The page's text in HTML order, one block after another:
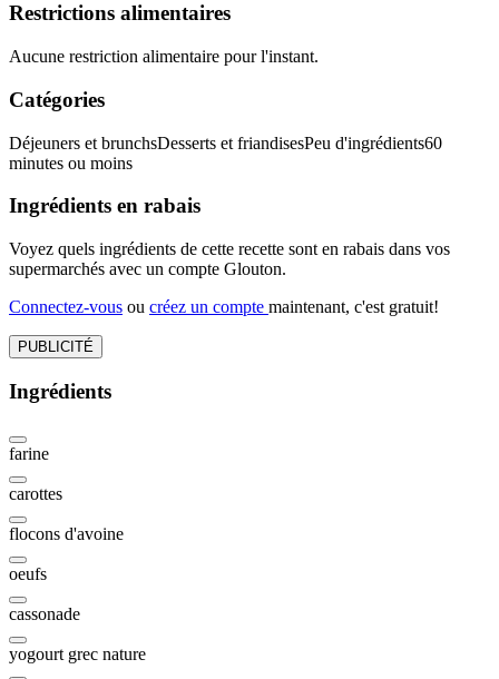
Restrictions alimentaires
Aucune restriction alimentaire pour l'instant.
Catégories
Déjeuners et brunchsDesserts et friandisesPeu d'ingrédients60
minutes ou moins
Ingrédients en rabais
Voyez quels ingrédients de cette recette sont en rabais dans vos
supermarchés avec un compte Glouton.
Connectez-vous ou créez un compte maintenant, c'est gratuit!
PUBLICITÉ
Ingrédients
farine
carottes
flocons d'avoine
oeufs
cassonade
yogourt grec nature